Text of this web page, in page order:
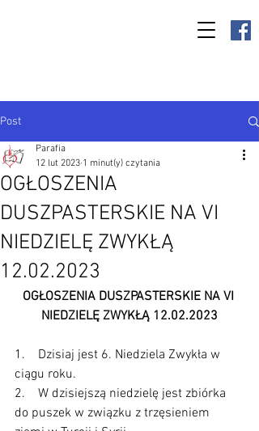
Post
OGŁOSZENIA
DUSZPASTERSKIE NA VI
NIEDZIELĘ ZWYKŁĄ
12.02.2023
Parafia
12 lut 2023 1 minut(y) czytania
OGŁOSZENIA DUSZPASTERSKIE NA VI
NIEDZIELĘ ZWYKŁĄ 12.02.2023
1.    Dzisiaj jest 6. Niedziela Zwykła w
ciągu roku.
2.    W dzisiejszą niedzielę jest zbiórka
do puszek w związku z trzęsieniem